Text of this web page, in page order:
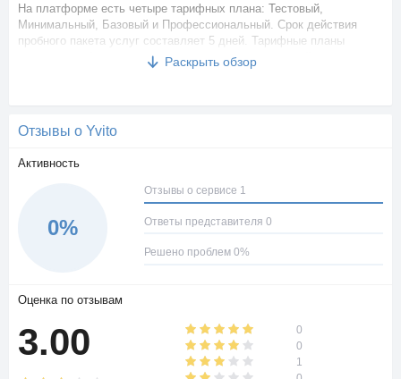
На платформе есть четыре тарифных плана: Тестовый,
Минимальный, Базовый и Профессиональный. Срок действия
пробного пакета услуг составляет 5 дней. Тарифные планы
отличаются функционалом: количеством объявлений и
активных кампаний, интервалами для проверок статусов
После регистрации на сервисе для покупки тарифа,
кошелек в электронной платежной системе Yandex.Money.
Раскрыть обзор
Отзывы о Yvito
Активность
0%
Отзывы о сервисе 1
Ответы представителя 0
Решено проблем 0%
Оценка по отзывам
3.00
0
0
1